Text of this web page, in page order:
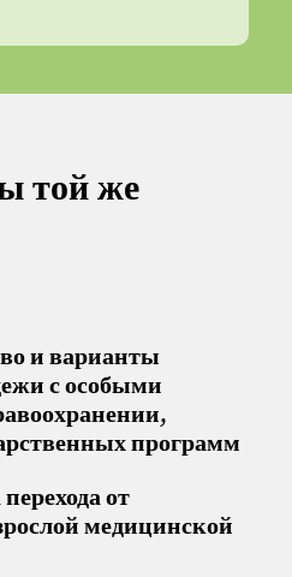
той же
и варианты
с особыми
программ
от
медицинской